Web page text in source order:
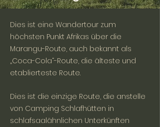
Dies ist eine Wandertour zum
höchsten Punkt Afrikas über die
Marangu-Route, auch bekannt als
„Coca-Cola“-Route, die älteste und
etablierteste Route.
Dies ist die einzige Route, die anstelle
von Camping Schlafhütten in
schlafsaalähnlichen Unterkünften